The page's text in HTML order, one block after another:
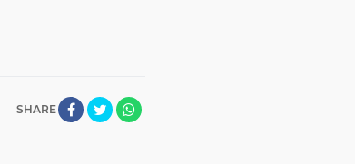
SHARE